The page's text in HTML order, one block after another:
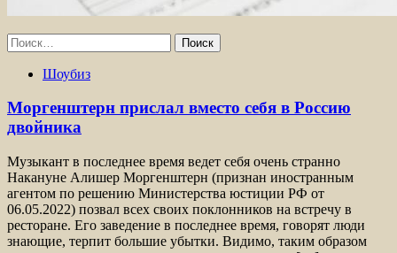
Найти:
Шоубиз
Моргенштерн прислал вместо себя в Россию
двойника
Музыкант в последнее время ведет себя очень странно
Накануне Алишер Моргенштерн (признан иностранным
агентом по решению Министерства юстиции РФ от
06.05.2022) позвал всех своих поклонников на встречу в
ресторане. Его заведение в последнее время, говорят люди
знающие, терпит большие убытки. Видимо, таким образом